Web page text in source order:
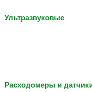
Ультразвуковые
Расходомеры и